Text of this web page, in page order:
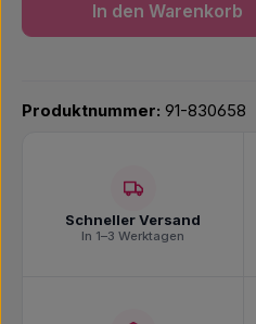
In den Warenkorb
Produktnummer: 91-830658
Schneller Versand
In 1–3 Werktagen